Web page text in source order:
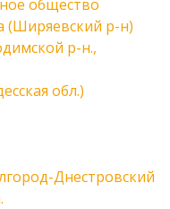
общество
(Ширяевский р-н)
р-н.,
обл.)
Днестровский